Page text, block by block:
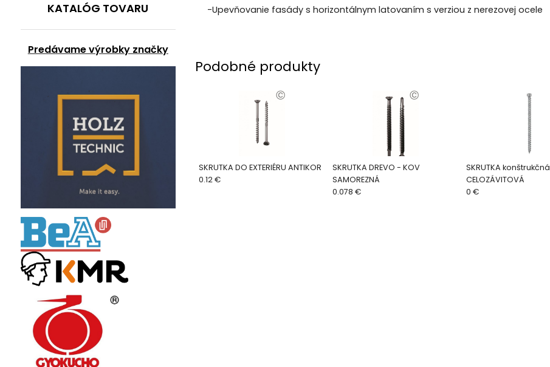
KATALÓG TOVARU
Predávame výrobky značky
-Upevňovanie fasády s horizontálnym latovaním s verziou z nerezovej ocele
Podobné produkty
SKRUTKA DO EXTERIÉRU ANTIKOR
0.12 €
SKRUTKA DREVO - KOV
SAMOREZNÁ
0.078 €
SKRUTKA konštrukčná
CELOZÁVITOVÁ
0 €